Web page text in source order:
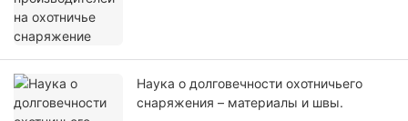
Наука о долговечности охотничьего
снаряжения – материалы и швы.